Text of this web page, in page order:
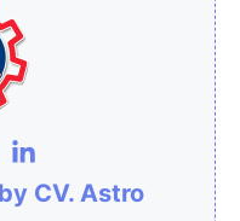
CV. Astro